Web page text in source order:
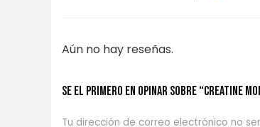
Aún no hay reseñas.
Se el primero en opinar sobre “CREATINE
Tu dirección de correo electrónico no